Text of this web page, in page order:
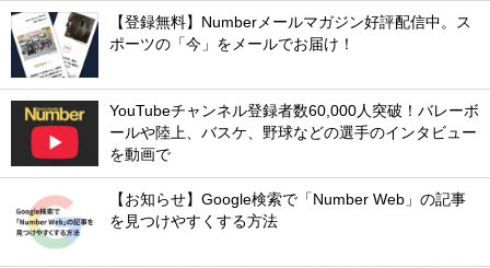
【登録無料】Numberメールマガジン好評配信中。ス
ポーツの「今」をメールでお届け！
YouTubeチャンネル登録者数60,000人突破！バレーボ
ールや陸上、バスケ、野球などの選手のインタビュー
を動画で
【お知らせ】Google検索で「Number Web」の記事
を見つけやすくする方法